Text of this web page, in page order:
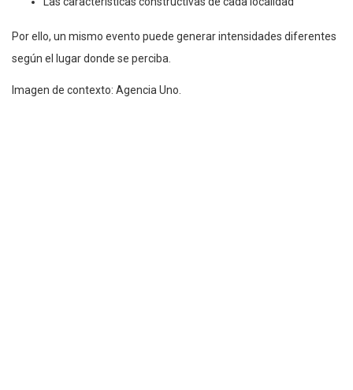
Por ello, un mismo evento puede generar intensidades diferentes
según el lugar donde se perciba.
Imagen de contexto: Agencia Uno.